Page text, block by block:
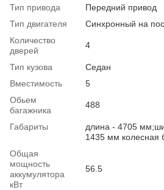
Тип привода
Передний привод
Тип двигателя
Синхронный на
Количество
дверей
4
Тип кузова
Седан
Вместимость
5
Обьем
багажника
488
Габариты
длина - 4705
1435 мм колесная
Общая
мощность
аккумулятора
кВт
56.5